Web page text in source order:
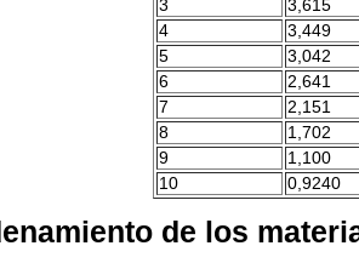
3
3,615
4
3,449
5
3,042
6
2,641
7
2,151
8
1,702
9
1,100
10
0,9240
de los